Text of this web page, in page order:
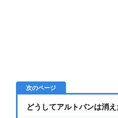
どうしてアルトバンは消